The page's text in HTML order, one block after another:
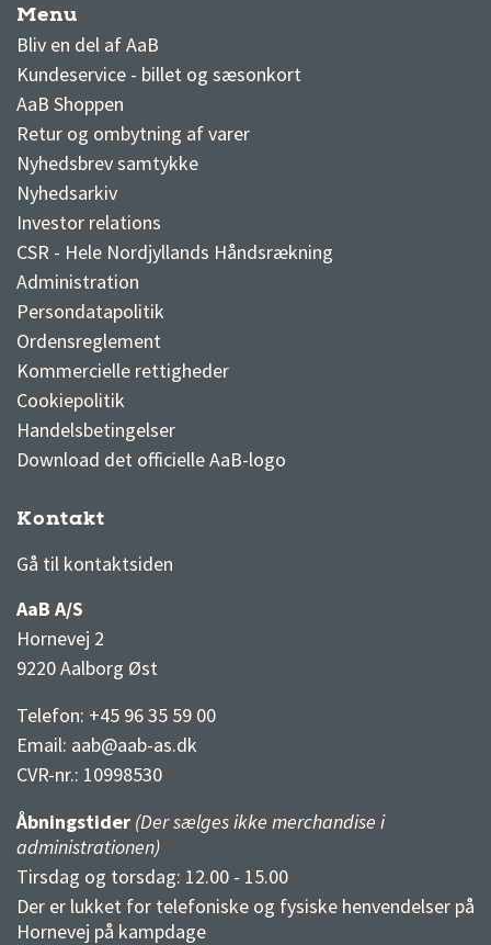
Menu
Bliv en del af AaB
Kundeservice - billet og sæsonkort
AaB Shoppen
Retur og ombytning af varer
Nyhedsbrev samtykke
Nyhedsarkiv
Investor relations
CSR - Hele Nordjyllands Håndsrækning
Administration
Persondatapolitik
Ordensreglement
Kommercielle rettigheder
Cookiepolitik
Handelsbetingelser
Download det officielle AaB-logo
Kontakt
Gå til kontaktsiden
AaB A/S
Hornevej 2
9220 Aalborg Øst
Telefon: +45 96 35 59 00
Email: aab@aab-as.dk
CVR-nr.: 10998530
Åbningstider (Der sælges ikke merchandise i
administrationen)
Tirsdag og torsdag: 12.00 - 15.00
Der er lukket for telefoniske og fysiske henvendelser på
Hornevej på kampdage